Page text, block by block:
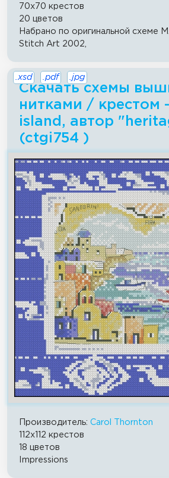
70x70 крестов
20 цветов
Набрано по оригинальной схеме
Stitch Art 2002,
Скачать схемы
нитками / крестом
island, автор
(ctgi754 )
.xsd .pdf .jpg
Производитель: Carol Thornton
112x112 крестов
18 цветов
Impressions